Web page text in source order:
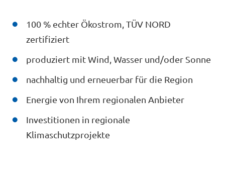
100 % echter Ökostrom, TÜV NORD
zertifiziert
produziert mit Wind, Wasser und/oder Sonne
nachhaltig und erneuerbar für die Region
Energie von Ihrem regionalen Anbieter
Investitionen in regionale
Klimaschutzprojekte